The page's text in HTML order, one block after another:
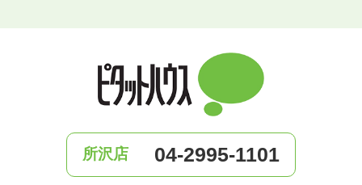
所沢店 04-2995-1101